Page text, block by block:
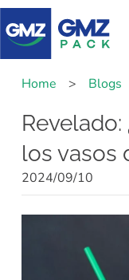
Home > Blogs
los vasos
2024/09/10